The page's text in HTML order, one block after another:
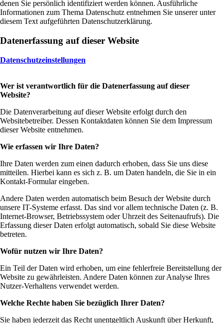
denen Sie persönlich identifiziert werden können. Ausführliche
Informationen zum Thema Datenschutz entnehmen Sie unserer unter
diesem Text aufgeführten Datenschutzerklärung.
Datenerfassung auf dieser Website
Datenschutzeinstellungen
Wer ist verantwortlich für die Datenerfassung auf dieser
Website?
Die Datenverarbeitung auf dieser Website erfolgt durch den
Websitebetreiber. Dessen Kontaktdaten können Sie dem Impressum
dieser Website entnehmen.
Wie erfassen wir Ihre Daten?
Ihre Daten werden zum einen dadurch erhoben, dass Sie uns diese
mitteilen. Hierbei kann es sich z. B. um Daten handeln, die Sie in ein
Kontakt-Formular eingeben.
Andere Daten werden automatisch beim Besuch der Website durch
unsere IT-Systeme erfasst. Das sind vor allem technische Daten (z. B.
Internet-Browser, Betriebssystem oder Uhrzeit des Seitenaufrufs). Die
Erfassung dieser Daten erfolgt automatisch, sobald Sie diese Website
betreten.
Wofür nutzen wir Ihre Daten?
Ein Teil der Daten wird erhoben, um eine fehlerfreie Bereitstellung der
Website zu gewährleisten. Andere Daten können zur Analyse Ihres
Nutzer-Verhaltens verwendet werden.
Welche Rechte haben Sie bezüglich Ihrer Daten?
Sie haben jederzeit das Recht unentgeltlich Auskunft über Herkunft,